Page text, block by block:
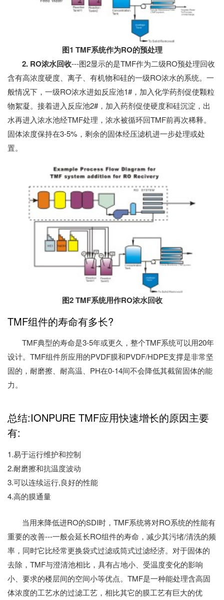
图1 TMF系统作为RO的预处理
2. RO浓水回收---图2显示的是TMF作为二级RO预处理回收
含有高浓度硬度、离子、有机物和硅的一级RO浓水的系统。一
般情况下，一级RO浓水进如反应池1#，加入化学药剂促使颗粒
物絮凝。接着进入反应池2#，加入药剂促使硬度和硅沉淀，出
水再进入浓水池经TMF处理，浓水被循环回TMF前再次稀释。
固体浓度保持在3-5%，剩余的固体经压滤机进一步处理或处
置。
图2 TMF系统用作RO浓水回收
TMF组件的寿命有多长?
TMF典型的寿命是3-5年或更久，整个TMF系统可以用20年
设计。TMF组件所应用的PVDF膜和PVDF/HDPE支撑是非常坚
固的，耐磨擦、耐高温、PH在0-14间不会降低其截留固体的能
力。
总结:IONPURE TMF应用快速增长的原因主要
有:
1.易于运行维护和控制
2.耐磨擦和抗温度波动
3.可以连续运行,良好的性能
4.高的膜通量
当用来降低进RO的SDI时，TMF系统将对RO系统的性能有
重要的改善---一般会延长RO组件的寿命，减少其污堵/清洗的频
率，同时它比经常更换袋式过滤或筒式过滤经济。对于固体的
去除，TMF与澄清池相比，具有占地小、受温度变化的影响
小、要求的楼层间的空间小等优点。TMF是一种能处理含高固
体浓度的工艺水的过滤工艺，相比其它的膜工艺有巨大的优